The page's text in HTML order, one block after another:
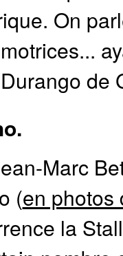
On
de
Marc
(en photos
la